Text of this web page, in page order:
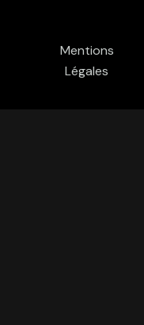
Mentions
Légales